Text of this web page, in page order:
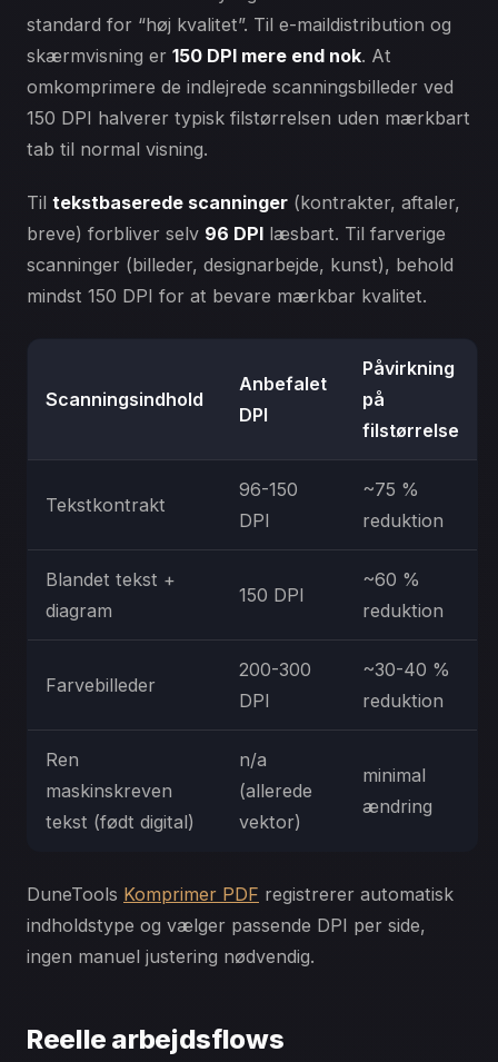
standard for “høj kvalitet”. Til e-maildistribution og
skærmvisning er 150 DPI mere end nok. At
omkomprimere de indlejrede scanningsbilleder ved
150 DPI halverer typisk filstørrelsen uden mærkbart
tab til normal visning.
Til tekstbaserede scanninger (kontrakter, aftaler,
breve) forbliver selv 96 DPI læsbart. Til farverige
scanninger (billeder, designarbejde, kunst), behold
mindst 150 DPI for at bevare mærkbar kvalitet.
Scanningsindhold
Anbefalet
DPI
Påvirkning
på
filstørrelse
Tekstkontrakt
96-150
DPI
~75 %
reduktion
Blandet tekst +
diagram
150 DPI
~60 %
reduktion
Farvebilleder
200-300
DPI
~30-40 %
reduktion
Ren
maskinskreven
tekst (født digital)
n/a
(allerede
vektor)
minimal
ændring
DuneTools Komprimer PDF registrerer automatisk
indholdstype og vælger passende DPI per side,
ingen manuel justering nødvendig.
Reelle arbejdsflows